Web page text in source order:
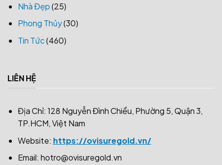
Nhà Đẹp(25)
Phong Thủy(30)
Tin Tức(460)
LIÊN HỆ
Địa Chỉ: 128 Nguyễn Đình Chiểu, Phường 5, Quận 3,
TP.HCM, Việt Nam
Website: https://ovisuregold.vn/
Email: hotro@ovisuregold.vn